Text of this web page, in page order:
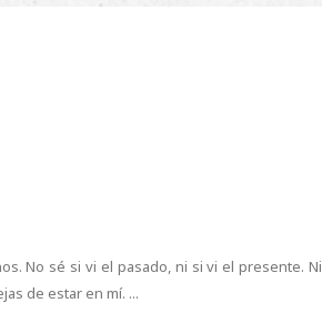
No sé si vi el pasado, ni si vi el presente. Ni
de estar en mí. ...